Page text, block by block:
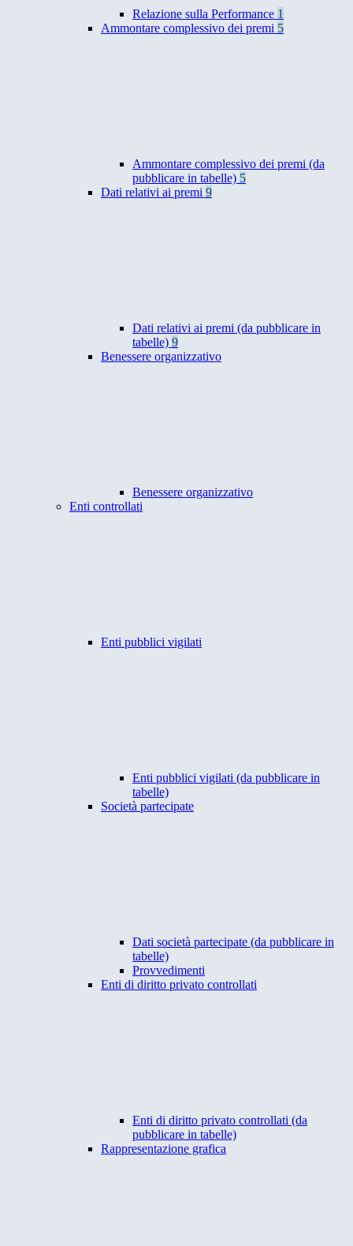
Relazione sulla Performance 1
Ammontare complessivo dei premi 5
Ammontare complessivo dei premi (da
pubblicare in tabelle) 5
Dati relativi ai premi 9
Dati relativi ai premi (da pubblicare in
tabelle) 9
Benessere organizzativo
Benessere organizzativo
Enti controllati
Enti pubblici vigilati
Enti pubblici vigilati (da pubblicare in
tabelle)
Società partecipate
Dati società partecipate (da pubblicare in
tabelle)
Provvedimenti
Enti di diritto privato controllati
Enti di diritto privato controllati (da
pubblicare in tabelle)
Rappresentazione grafica